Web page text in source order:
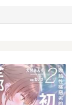
麗特的台柱之一